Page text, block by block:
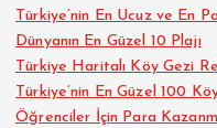
Türkiye’nin En Ucuz ve En
Dünyanın En Güzel 10 Plajı
Türkiye Haritalı Köy Gezi
Türkiye’nin En Güzel 100
Öğrenciler İçin Para